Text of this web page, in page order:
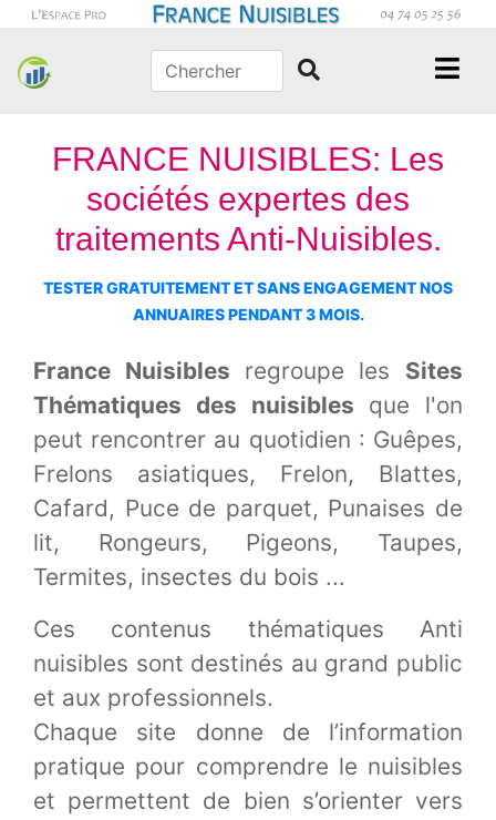
FRANCE NUISIBLES: Les
sociétés expertes des
traitements Anti-Nuisibles.
TESTER GRATUITEMENT ET SANS ENGAGEMENT NOS
ANNUAIRES PENDANT 3 MOIS.
France Nuisibles regroupe les Sites
Thématiques des nuisibles que l'on
peut rencontrer au quotidien : Guêpes,
Frelons asiatiques, Frelon, Blattes,
Cafard, Puce de parquet, Punaises de
lit, Rongeurs, Pigeons, Taupes,
Termites, insectes du bois ...
Ces contenus thématiques Anti
nuisibles sont destinés au grand public
et aux professionnels.
Chaque site donne de l’information
pratique pour comprendre le nuisibles
et permettent de bien s’orienter vers